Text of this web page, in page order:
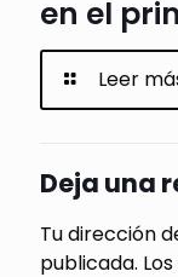
en el
Leer
Deja una
Tu dirección
publicada.